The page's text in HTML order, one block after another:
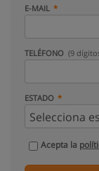
E-MAIL
TELÉFONO (9
ESTADO
Acepta la